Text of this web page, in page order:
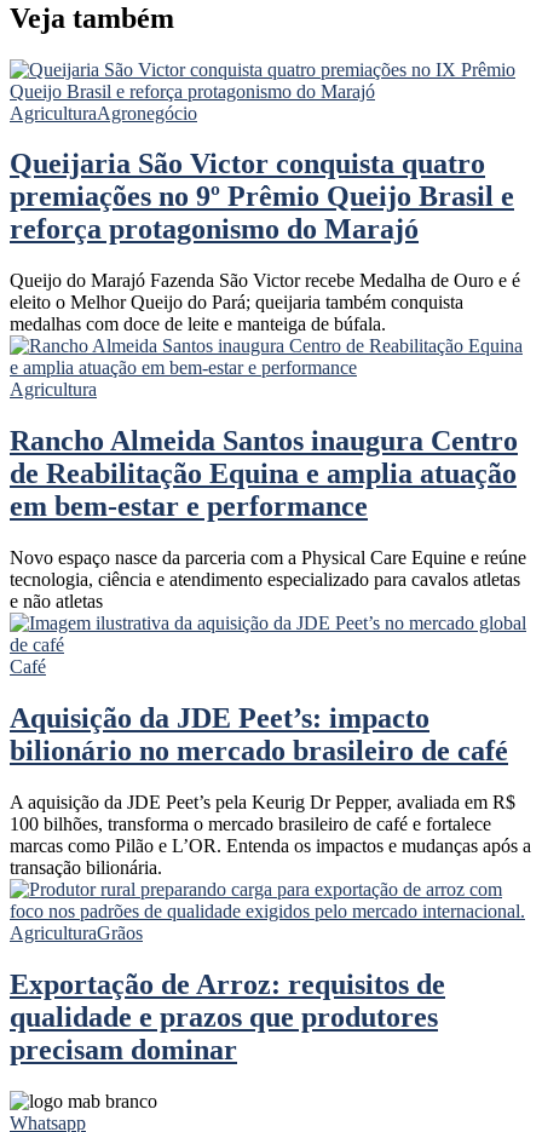
Veja também
AgriculturaAgronegócio
Queijaria São Victor conquista quatro
premiações no 9º Prêmio Queijo Brasil e
reforça protagonismo do Marajó
Queijo do Marajó Fazenda São Victor recebe Medalha de Ouro e é
eleito o Melhor Queijo do Pará; queijaria também conquista
medalhas com doce de leite e manteiga de búfala.
Agricultura
Rancho Almeida Santos inaugura Centro
de Reabilitação Equina e amplia atuação
em bem-estar e performance
Novo espaço nasce da parceria com a Physical Care Equine e reúne
tecnologia, ciência e atendimento especializado para cavalos atletas
e não atletas
Café
Aquisição da JDE Peet’s: impacto
bilionário no mercado brasileiro de café
A aquisição da JDE Peet’s pela Keurig Dr Pepper, avaliada em R$
100 bilhões, transforma o mercado brasileiro de café e fortalece
marcas como Pilão e L’OR. Entenda os impactos e mudanças após a
transação bilionária.
AgriculturaGrãos
Exportação de Arroz: requisitos de
qualidade e prazos que produtores
precisam dominar
Whatsapp